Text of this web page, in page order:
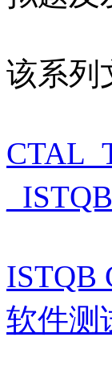
该系列
ISTQB
软件测